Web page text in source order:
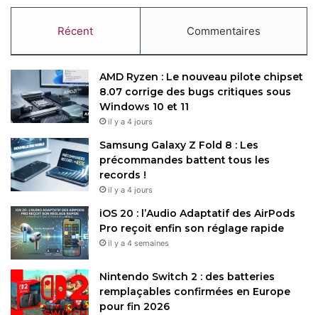
Récent Commentaires
AMD Ryzen : Le nouveau pilote chipset
8.07 corrige des bugs critiques sous
Windows 10 et 11
il y a 4 jours
Samsung Galaxy Z Fold 8 : Les
précommandes battent tous les
records !
il y a 4 jours
iOS 20 : l’Audio Adaptatif des AirPods
Pro reçoit enfin son réglage rapide
il y a 4 semaines
Nintendo Switch 2 : des batteries
remplaçables confirmées en Europe
pour fin 2026